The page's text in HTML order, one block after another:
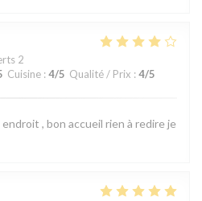
2
Cuisine : 4/5 Qualité / Prix : 4/5
, bon accueil rien à redire je